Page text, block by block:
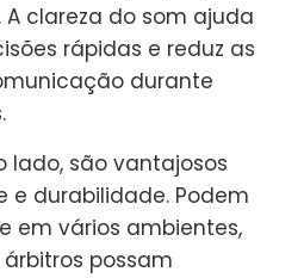
clareza do som ajuda
rápidas e reduz as
durante
lado, são vantajosos
e durabilidade. Podem
em vários ambientes,
possam